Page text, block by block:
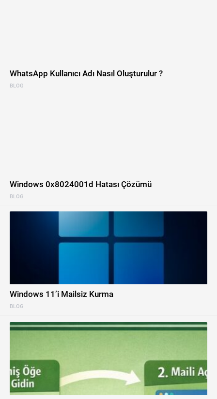
BLOG
WhatsApp Kullanıcı Adı Nasıl Oluşturulur ?
BLOG
Windows 0x8024001d Hatası Çözümü
BLOG
Windows 11’i Mailsiz Kurma